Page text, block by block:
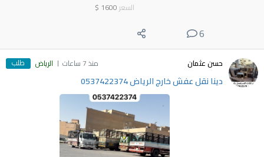
السعر 1600
$
6
حسن عثمان منذ 7 ساعات الرياض طلب
دينا نقل عفش خارج الرياض 0537422374